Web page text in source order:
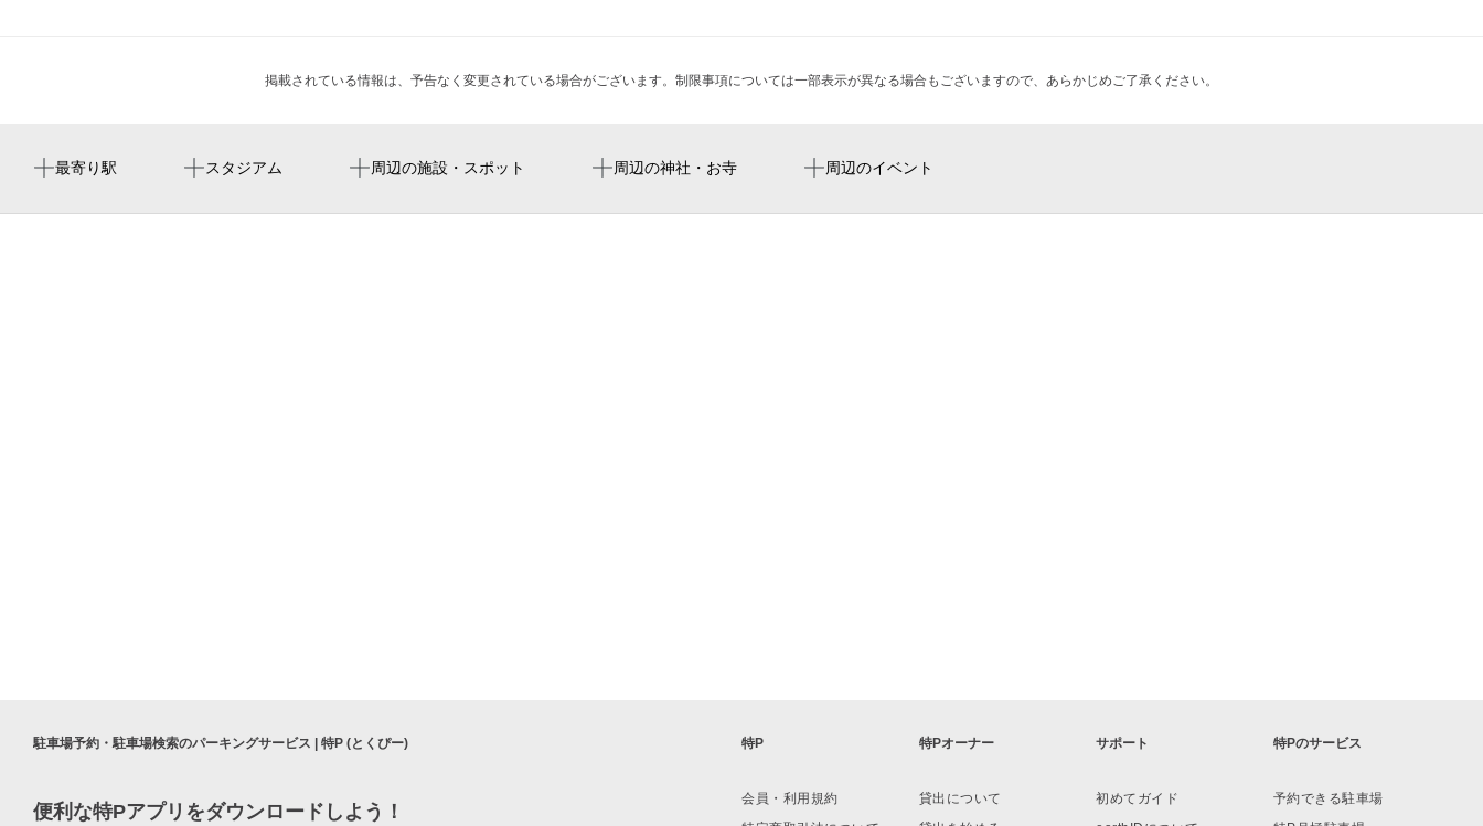
掲載されている情報は、予告なく変更されている場合がございます。制限事項については一部表示が異なる場合もございますので、あらかじめご了承ください。
最寄り駅 スタジアム 周辺の施設・スポット 周辺の神社・お寺 周辺のイベント
日本橋駅
東京駅
两国国技馆
ryogoku kokugikan national sumo stadium
トヨタレンタカー 東京駅日本橋口店
丸の内トラストタワー n館
豊川稲荷
日本橋西河岸地蔵寺（日限延命地蔵尊）
日本酒文化講座「灘の西郷・西宮郷・今津郷の酒を知
発酵の力で、美味しく整う 麹花コース
駐車場予約・駐車場検索のパーキングサービス | 特P (とくぴー)
便利な特Pアプリをダウンロードしよう！
特P
会員・利用規約
特Pオーナー
貸出について
サポート
初めてガイド
特Pのサービス
予約できる駐車場